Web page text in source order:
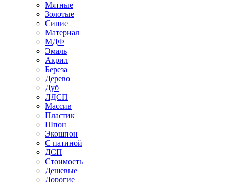
Мятные
Золотые
Синие
Материал
МДФ
Эмаль
Акрил
Береза
Дерево
Дуб
ЛДСП
Массив
Пластик
Шпон
Экошпон
С патиной
ДСП
Стоимость
Дешевые
Дорогие